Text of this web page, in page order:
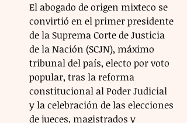
El abogado de origen mixteco se
convirtió en el primer presidente
de la Suprema Corte de Justicia
de la Nación (SCJN), máximo
tribunal del país, electo por voto
popular, tras la reforma
constitucional al Poder Judicial
y la celebración de las elecciones
de jueces, magistrados y